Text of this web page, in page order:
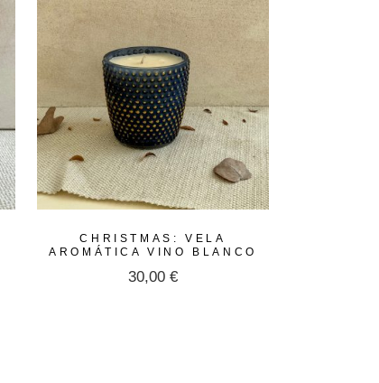
CHRISTMAS: VELA
AROMÁTICA VINO BLANCO
30,00 €